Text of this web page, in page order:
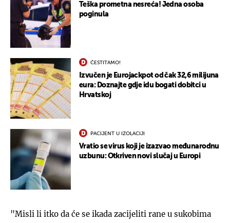
Teška prometna nesreća! Jedna osoba
poginula
ČESTITAMO!
Izvučen je Eurojackpot od čak 32,6 milijuna
eura: Doznajte gdje idu bogati dobitci u
Hrvatskoj
PACIJENT U IZOLACIJI
Vratio se virus koji je izazvao međunarodnu
uzbunu: Otkriven novi slučaj u Europi
"Misli li itko da će se ikada zacijeliti rane u sukobima